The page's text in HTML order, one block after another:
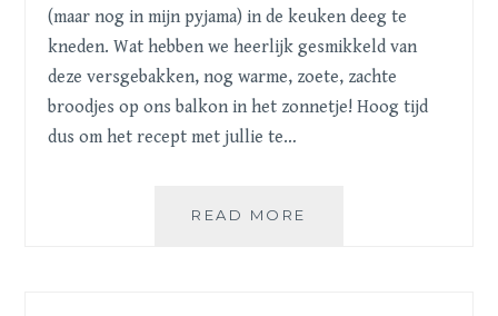
(maar nog in mijn pyjama) in de keuken deeg te
kneden. Wat hebben we heerlijk gesmikkeld van
deze versgebakken, nog warme, zoete, zachte
broodjes op ons balkon in het zonnetje! Hoog tijd
dus om het recept met jullie te…
READ MORE